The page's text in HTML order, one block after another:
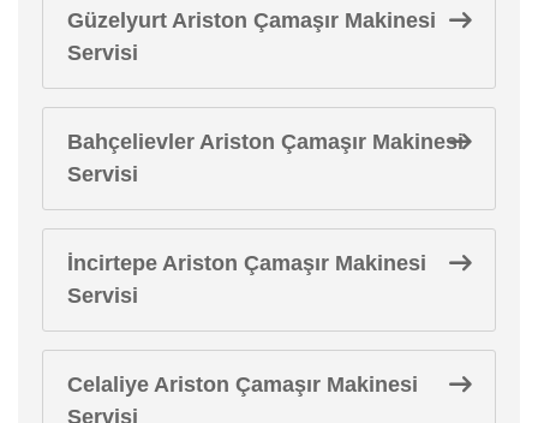
Güzelyurt Ariston Çamaşır Makinesi
Servisi
Bahçelievler Ariston Çamaşır Makinesi
Servisi
İncirtepe Ariston Çamaşır Makinesi
Servisi
Celaliye Ariston Çamaşır Makinesi
Servisi